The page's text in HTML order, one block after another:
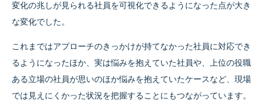
変化の兆しが見られる社員を可視化できるようになった点が大き
な変化でした。
これまではアプローチのきっかけが持てなかった社員に対応でき
るようになったほか、実は悩みを抱えていた社員や、上位の役職
ある立場の社員が思いのほか悩みを抱えていたケースなど、現場
では見えにくかった状況を把握することにもつながっています。